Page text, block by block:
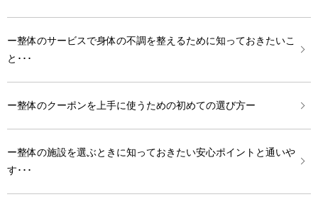
ー整体のサービスで身体の不調を整えるために知っておきたいこ
と･･･
ー整体のクーポンを上手に使うための初めての選び方ー
ー整体の施設を選ぶときに知っておきたい安心ポイントと通いや
す･･･